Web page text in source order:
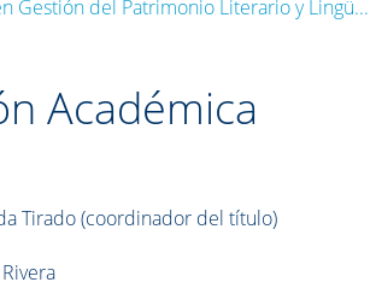
Gestión del Patrimonio Literario y Lingü...
Académica
Tirado (coordinador del título)